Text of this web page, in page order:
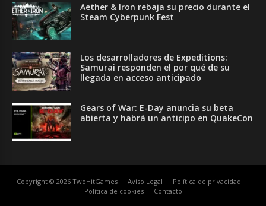
Aether & Iron rebaja su precio durante el
Steam Cyberpunk Fest
Los desarrolladores de Expeditions:
Samurai responden el por qué de su
llegada en acceso anticipado
Gears of War: E-Day anuncia su beta
abierta y habrá un anticipo en QuakeCon
Copyright © 2026 TwoHitGames Aviso Legal
Política de privacidad
Política de cookies
Contacto